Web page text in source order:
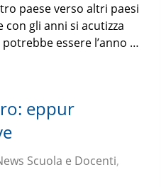
paese verso altri paesi
gli anni si acutizza
essere l’anno …
eppur
Scuola e Docenti,